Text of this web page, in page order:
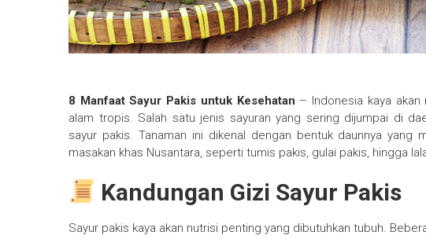
8 Manfaat Sayur Pakis untuk Kesehatan – Indonesia kaya
alam tropis. Salah satu jenis sayuran yang sering dijumpai di
sayur pakis. Tanaman ini dikenal dengan bentuk daunnya yang
masakan khas Nusantara, seperti tumis pakis, gulai pakis, hingga
Kandungan Gizi Sayur Pakis
Sayur pakis kaya akan nutrisi penting yang dibutuhkan tubuh.